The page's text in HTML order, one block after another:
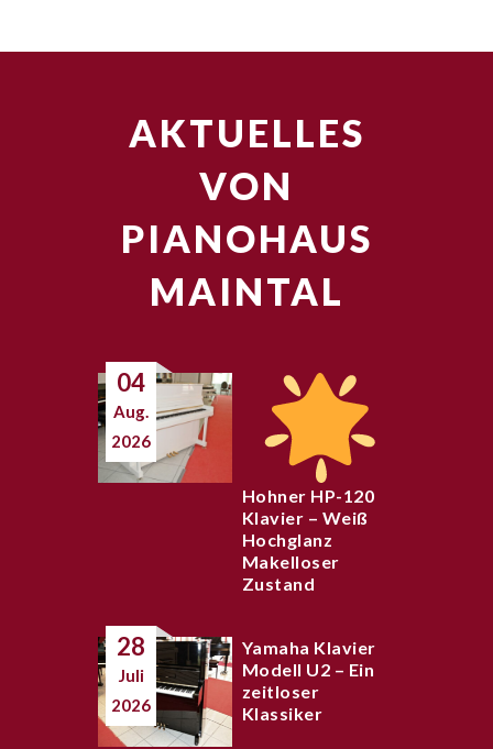
AKTUELLES
VON
PIANOHAUS
MAINTAL
04
Aug.
2026
Hohner HP-120
Klavier – Weiß
Hochglanz
Makelloser
Zustand
28
Juli
2026
Yamaha Klavier
Modell U2 – Ein
zeitloser
Klassiker